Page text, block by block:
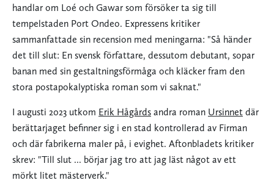
handlar om Loé och Gawar som försöker ta sig till
tempelstaden Port Ondeo. Expressens kritiker
sammanfattade sin recension med meningarna: "Så händer
det till slut: En svensk författare, dessutom debutant, sopar
banan med sin gestaltningsförmåga och kläcker fram den
stora postapokalyptiska roman som vi saknat."
I augusti 2023 utkom Erik Hågårds andra roman Ursinnet där
berättarjaget befinner sig i en stad kontrollerad av Firman
och där fabrikerna maler på, i evighet. Aftonbladets kritiker
skrev: "Till slut ... börjar jag tro att jag läst något av ett
mörkt litet mästerverk."